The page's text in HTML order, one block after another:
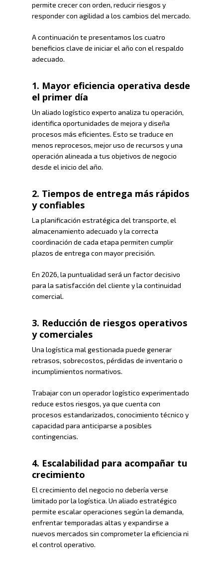
permite crecer con orden, reducir riesgos y
responder con agilidad a los cambios del mercado.
A continuación te presentamos los cuatro
beneficios clave de iniciar el año con el respaldo
adecuado.
1. Mayor eficiencia operativa desde
el primer día
Un aliado logístico experto analiza tu operación,
identifica oportunidades de mejora y diseña
procesos más eficientes. Esto se traduce en
menos reprocesos, mejor uso de recursos y una
operación alineada a tus objetivos de negocio
desde el inicio del año.
2. Tiempos de entrega más rápidos
y confiables
La planificación estratégica del transporte, el
almacenamiento adecuado y la correcta
coordinación de cada etapa permiten cumplir
plazos de entrega con mayor precisión.
En 2026, la puntualidad será un factor decisivo
para la satisfacción del cliente y la continuidad
comercial.
3. Reducción de riesgos operativos
y comerciales
Una logística mal gestionada puede generar
retrasos, sobrecostos, pérdidas de inventario o
incumplimientos normativos.
Trabajar con un operador logístico experimentado
reduce estos riesgos, ya que cuenta con
procesos estandarizados, conocimiento técnico y
capacidad para anticiparse a posibles
contingencias.
4. Escalabilidad para acompañar tu
crecimiento
El crecimiento del negocio no debería verse
limitado por la logística. Un aliado estratégico
permite escalar operaciones según la demanda,
enfrentar temporadas altas y expandirse a
nuevos mercados sin comprometer la eficiencia ni
el control operativo.